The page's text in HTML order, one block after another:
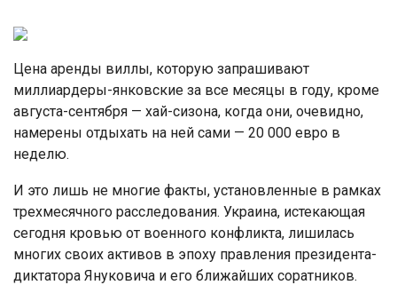
Цена аренды виллы, которую запрашивают
миллиардеры-янковские за все месяцы в году, кроме
августа-сентября — хай-сизона, когда они, очевидно,
намерены отдыхать на ней сами — 20 000 евро в
неделю.
И это лишь не многие факты, установленные в рамках
трехмесячного расследования. Украина, истекающая
сегодня кровью от военного конфликта, лишилась
многих своих активов в эпоху правления президента-
диктатора Януковича и его ближайших соратников.